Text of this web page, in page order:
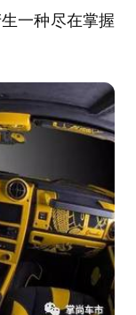
一种尽在掌握